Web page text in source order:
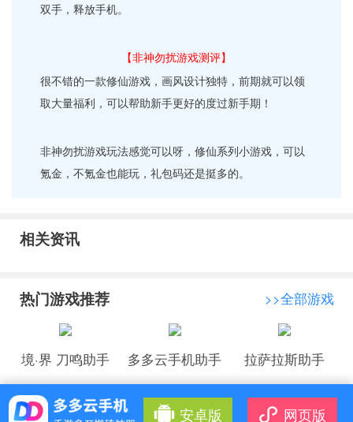
双手，释放手机。
【非神勿扰游戏测评】
很不错的一款修仙游戏，画风设计独特，前期就可以领
取大量福利，可以帮助新手更好的度过新手期！
非神勿扰游戏玩法感觉可以呀，修仙系列小游戏，可以
氪金，不氪金也能玩，礼包码还是挺多的。
相关资讯
热门游戏推荐 >>全部游戏
境·界 刀鸣助手 多多云手机助手 拉萨拉斯助手
安卓版 网页版